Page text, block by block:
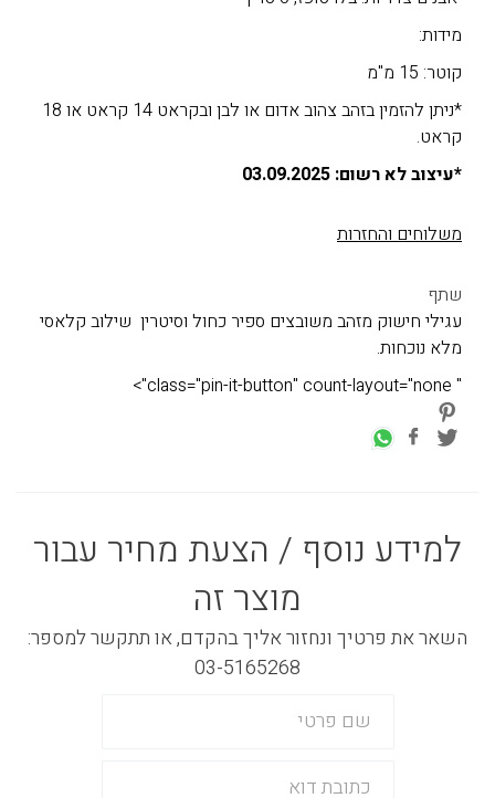
מידות:
קוטר: 15 מ"מ
*ניתן להזמין בזהב צהוב אדום או לבן ובקראט 14 קראט או 18
קראט.
*עיצוב לא רשום: 03.09.2025
משלוחים והחזרות
שתף
עגילי חישוק מזהב משובצים ספיר כחול וסיטרין שילוב קלאסי
מלא נוכחות.
" class="pin-it-button" count-layout="none">
למידע נוסף / הצעת מחיר עבור
מוצר זה
השאר את פרטיך ונחזור אליך בהקדם, או תתקשר למספר:
03-5165268